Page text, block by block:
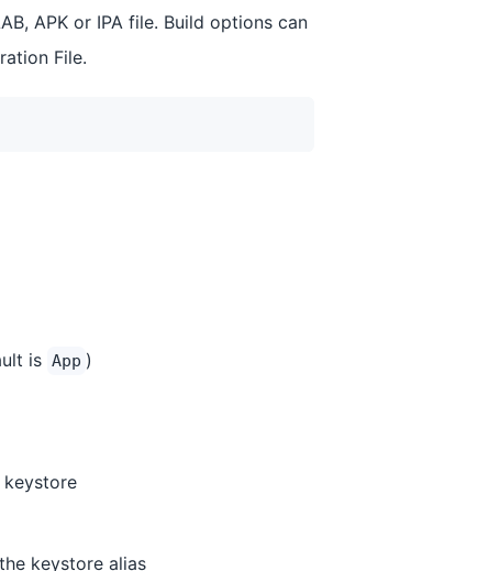
APK or IPA file. Build options can
File.
is App )
keystore
keystore alias